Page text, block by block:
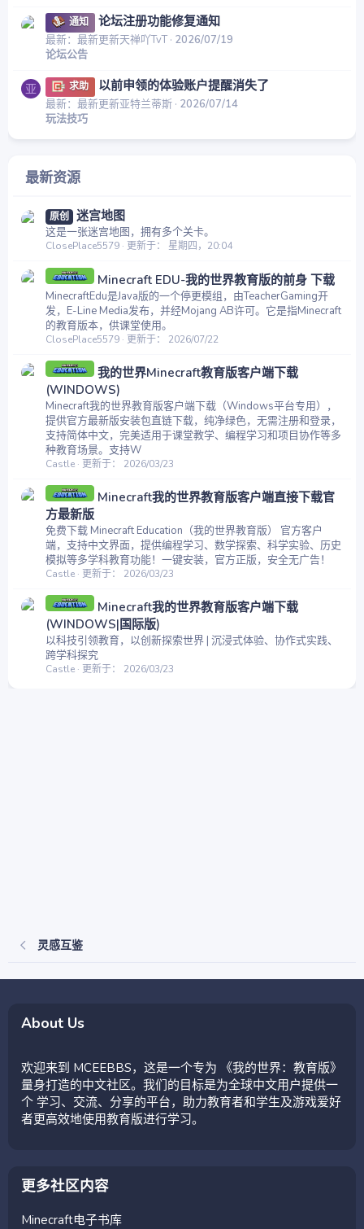
通知 论坛注册功能修复通知
最新：最新更新天禅吖TvT 2026/07/19
论坛公告
亚 求助 以前申领的体验账户提醒消失了
最新：最新更新亚特兰蒂斯 2026/07/14
玩法技巧
最新资源
原创 迷宫地图
这是一张迷宫地图，拥有多个关卡。
ClosePlace5579 更新于： 星期四，20:04
Minecraft EDU-我的世界教育版的前身 下载
MinecraftEdu是Java版的一个停更模组，由TeacherGaming开
发，E-Line Media发布，并经Mojang AB许可。它是指Minecraft
的教育版本，供课堂使用。
ClosePlace5579 更新于： 2026/07/22
我的世界Minecraft教育版客户端下载
(WINDOWS)
Minecraft我的世界教育版客户端下载（Windows平台专用），
提供官方最新版安装包直链下载，纯净绿色，无需注册和登录，
支持简体中文，完美适用于课堂教学、编程学习和项目协作等多
种教育场景。支持W
Castle 更新于： 2026/03/23
Minecraft我的世界教育版客户端直接下载官
方最新版
免费下载 Minecraft Education（我的世界教育版） 官方客户
端，支持中文界面，提供编程学习、数学探索、科学实验、历史
模拟等多学科教育功能！一键安装，官方正版，安全无广告！
Castle 更新于： 2026/03/23
Minecraft我的世界教育版客户端下载
(WINDOWS|国际版)
以科技引领教育，以创新探索世界 | 沉浸式体验、协作式实践、
跨学科探究
Castle 更新于： 2026/03/23
灵感互鉴
About Us
欢迎来到 MCEEBBS，这是一个专为 《我的世界：教育版》
量身打造的中文社区。我们的目标是为全球中文用户提供一
个 学习、交流、分享的平台，助力教育者和学生及游戏爱好
者更高效地使用教育版进行学习。
更多社区内容
Minecraft电子书库